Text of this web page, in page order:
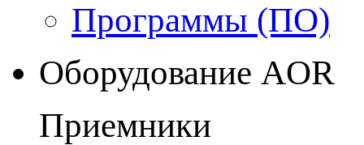
Программы (ПО)
Оборудование AOR
Приемники